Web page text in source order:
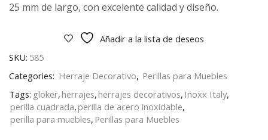
25 mm de largo, con excelente calidad y diseño.
Añadir a la lista de deseos
SKU: 585
Categories: Herraje Decorativo, Perillas para Muebles
Tags: gloker,herrajes,herrajes decorativos, Inoxx Italy,
perilla cuadrada,perilla de acero inoxidable,
perilla para muebles, Perillas para Muebles